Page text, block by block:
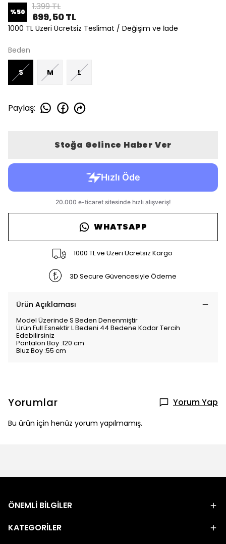
%50 1.399 TL
699,50 TL
1000 TL Üzeri Ücretsiz Teslimat / Değişim ve İade
Beden
S M L
Paylaş:
Stoğa Gelince Haber Ver
WHATSAPP
1000 TL ve Üzeri Ücretsiz Kargo
3D Secure Güvencesiyle Ödeme
Ürün Açıklaması
Model Üzerinde S Beden Denenmiştir
Ürün Full Esnektir L Bedeni 44 Bedene Kadar Tercih
Edebilirsiniz
Pantalon Boy :120 cm
Bluz Boy :55 cm
Yorumlar Yorum Yap
Bu ürün için henüz yorum yapılmamış.
ÖNEMLİ BİLGİLER
KATEGORİLER